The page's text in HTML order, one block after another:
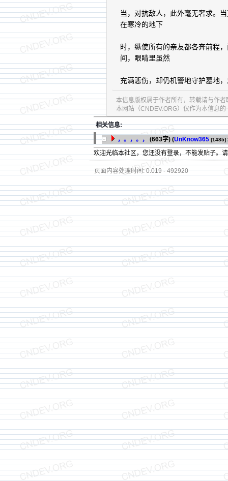
当，对抗敌人，此外毫无奢求。
在寒冷的地下
时，纵使所有的亲友都各奔前程
间，眼睛里虽然
充满悲伤，却仍机警地守护墓地
本信息版权属于作者所有，转载请与作
本网站（CNDEV.ORG）仅作为本信息
相关信息:
，。，。，
(663字) (UnKnow365 [1485]
欢迎光临本社区，您还没有登录，不能发贴子。
页面内容处理时间: 0.019 - 492920